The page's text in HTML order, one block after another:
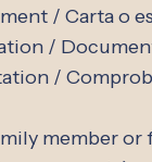
/ Carta o
/
/
member